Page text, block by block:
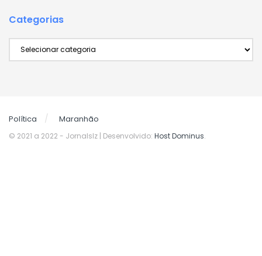
Categorias
Política Maranhão
© 2021 a 2022 - Jornalslz | Desenvolvido: Host Dominus.